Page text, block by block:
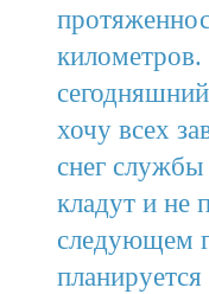
хочу всех
снег
кладут и не
следующем